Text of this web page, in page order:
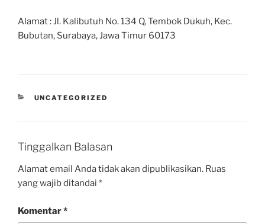
Alamat : Jl. Kalibutuh No. 134 Q, Tembok Dukuh, Kec.
Bubutan, Surabaya, Jawa Timur 60173
UNCATEGORIZED
Tinggalkan Balasan
Alamat email Anda tidak akan dipublikasikan. Ruas
yang wajib ditandai *
Komentar*